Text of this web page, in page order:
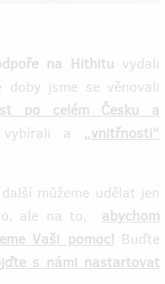
na Hithitu vydali
jsme se věnovali
po celém Česku a
vybírali a „vnitřnosti“
můžeme udělat jen
ale na to, abychom
Vaši pomoc! Buďte
s námi nastartovat